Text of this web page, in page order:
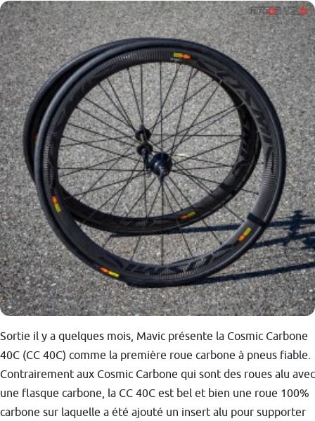
Sortie il y a quelques mois, Mavic présente la Cosmic Carbone
40C (CC 40C) comme la première roue carbone à pneus fiable.
Contrairement aux Cosmic Carbone qui sont des roues alu avec
une flasque carbone, la CC 40C est bel et bien une roue 100%
carbone sur laquelle a été ajouté un insert alu pour supporter